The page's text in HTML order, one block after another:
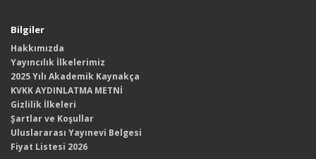
Bilgiler
Hakkımızda
Yayıncılık İlkelerimiz
2025 Yılı Akademik Kaynakça
KVKK AYDINLATMA METNİ
Gizlilik İlkeleri
Şartlar ve Koşullar
Uluslararası Yayınevi Belgesi
Fiyat Listesi 2026